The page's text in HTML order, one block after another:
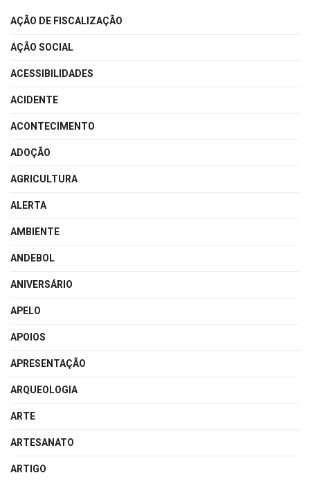
AÇÃO DE FISCALIZAÇÃO
AÇÃO SOCIAL
ACESSIBILIDADES
ACIDENTE
ACONTECIMENTO
ADOÇÃO
AGRICULTURA
ALERTA
AMBIENTE
ANDEBOL
ANIVERSÁRIO
APELO
APOIOS
APRESENTAÇÃO
ARQUEOLOGIA
ARTE
ARTESANATO
ARTIGO